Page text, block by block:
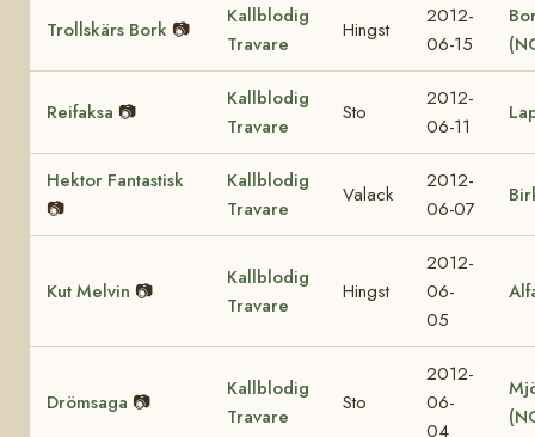
Trollskärs Bork 📷
Kallblodig
Travare
Hingst
2012-
06-15
Reifaksa 📷
Kallblodig
Travare
Sto
2012-
06-11
Hektor Fantastisk
📷
Kallblodig
Travare
Valack
2012-
06-07
Kut Melvin 📷
Kallblodig
Travare
Hingst
2012-
06-
05
Drömsaga 📷
Kallblodig
Travare
Sto
2012-
06-
04